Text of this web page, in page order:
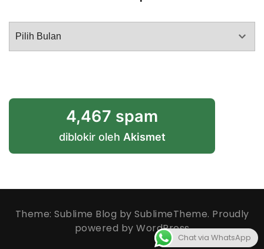
Arsip
4,467 spam
diblokir oleh Akismet
Theme: Sublime Blog by SublimeTheme. Proudly
powered by WordPress
Chat via WhatsApp